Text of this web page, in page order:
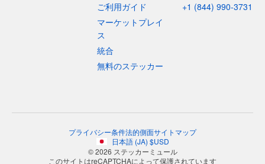
ご利用ガイド
マーケットプレイ
ス
統合
無料のステッカー
+1 (844) 990-3731
プライバシー条件法的側面サイトマップ
日本語(JA) $USD
© 2026 ステッカーミュール
このサイトはreCAPTCHAによって保護されています